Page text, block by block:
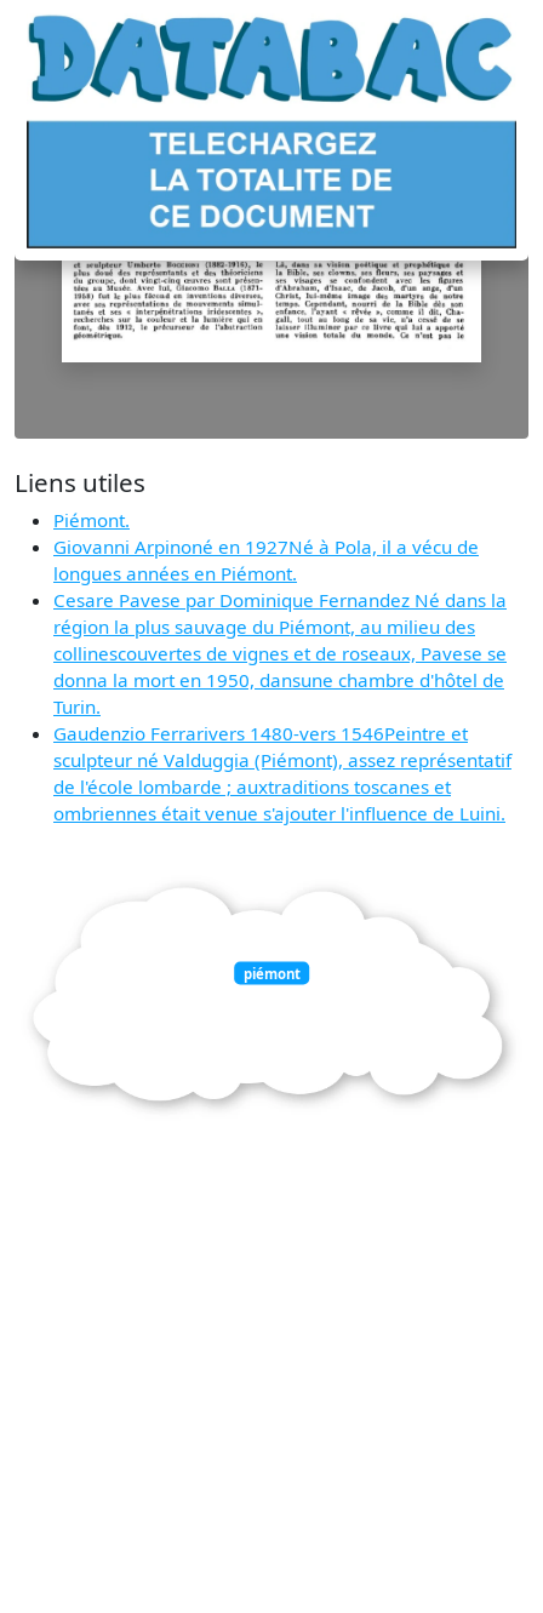
Liens utiles
Piémont.
Giovanni Arpinoné en 1927Né à Pola, il a vécu de
longues années en Piémont.
Cesare Pavese par Dominique Fernandez Né dans la
région la plus sauvage du Piémont, au milieu des
collinescouvertes de vignes et de roseaux, Pavese se
donna la mort en 1950, dansune chambre d'hôtel de
Turin.
Gaudenzio Ferrarivers 1480-vers 1546Peintre et
sculpteur né Valduggia (Piémont), assez représentatif
de l'école lombarde ; auxtraditions toscanes et
ombriennes était venue s'ajouter l'influence de Luini.
piémont